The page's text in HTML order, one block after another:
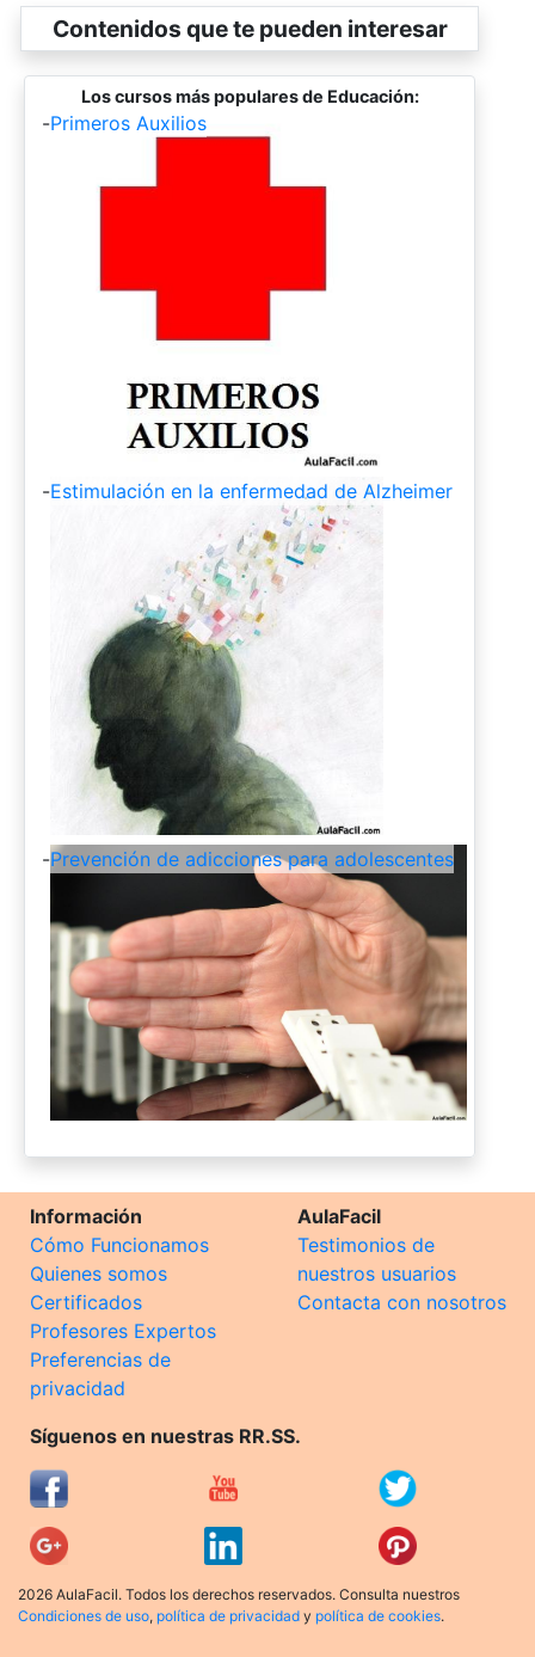
Contenidos que te pueden interesar
Los cursos más populares de Educación:
-Primeros Auxilios
-Estimulación en la enfermedad de Alzheimer
-Prevención de adicciones para adolescentes
Información
Cómo Funcionamos
Quienes somos
Certificados
Profesores Expertos
Preferencias de
privacidad
AulaFacil
Testimonios de
nuestros usuarios
Contacta con nosotros
Síguenos en nuestras RR.SS.
2026 AulaFacil. Todos los derechos reservados. Consulta nuestros
Condiciones de uso, política de privacidad y política de cookies.